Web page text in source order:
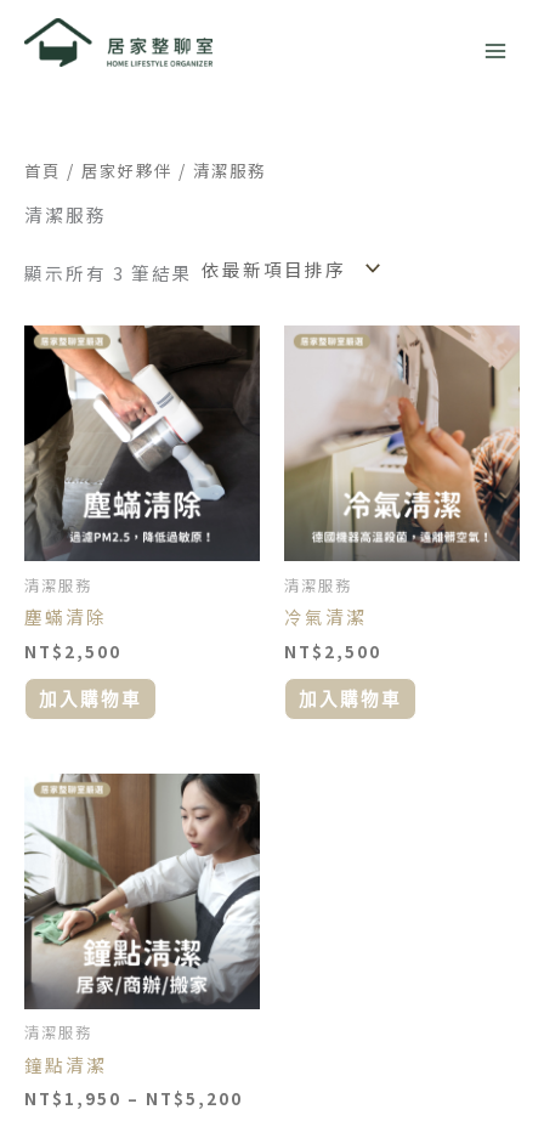
首頁 / 居家好夥伴 / 清潔服務
清潔服務
顯示所有 3 筆結果
新
項
目
清潔服務
塵蟎清除
NT$ 2,500
加入購物車
清潔服務
冷氣清潔
NT$ 2,500
加入購物車
清潔服務
鐘點清潔
NT$ 1,950 – NT$5,200
價
格
範
圍：
NT$1,950
到
NT$5,200
有
多
種
款
式。
品